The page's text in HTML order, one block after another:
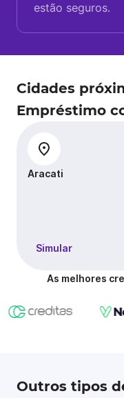
estão seguros.
Cidades
Empréstimo
Aracati
Simular
As melhores
Outros tipos